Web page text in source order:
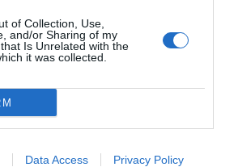
of Collection, Use,
and/or Sharing of my
Is Unrelated with the
it was collected.
Data Access Privacy Policy